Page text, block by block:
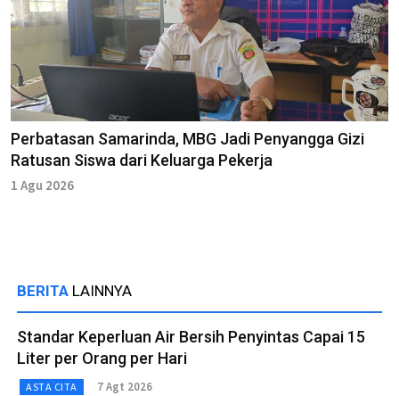
Perbatasan Samarinda, MBG Jadi Penyangga Gizi
Ratusan Siswa dari Keluarga Pekerja
1 Agu 2026
BERITA LAINNYA
Standar Keperluan Air Bersih Penyintas Capai 15
Liter per Orang per Hari
ASTA CITA 7 Agt 2026